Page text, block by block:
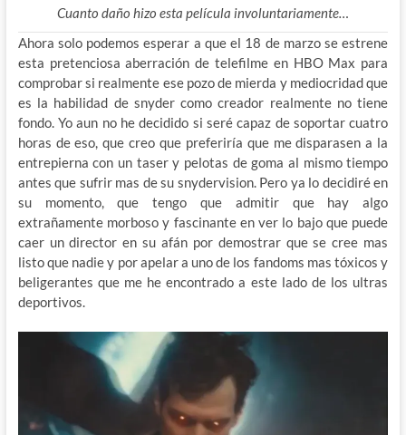
Cuanto daño hizo esta película involuntariamente…
Ahora solo podemos esperar a que el 18 de marzo se estrene
esta pretenciosa aberración de telefilme en HBO Max para
comprobar si realmente ese pozo de mierda y mediocridad que
es la habilidad de snyder como creador realmente no tiene
fondo. Yo aun no he decidido si seré capaz de soportar cuatro
horas de eso, que creo que preferiría que me disparasen a la
entrepierna con un taser y pelotas de goma al mismo tiempo
antes que sufrir mas de su snydervision. Pero ya lo decidiré en
su momento, que tengo que admitir que hay algo
extrañamente morboso y fascinante en ver lo bajo que puede
caer un director en su afán por demostrar que se cree mas
listo que nadie y por apelar a uno de los fandoms mas tóxicos y
beligerantes que me he encontrado a este lado de los ultras
deportivos.